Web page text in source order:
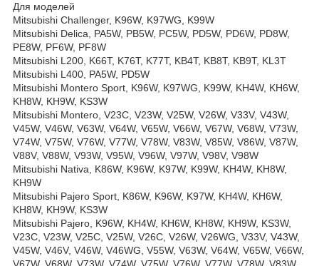
Для моделей
Mitsubishi Challenger, K96W, K97WG, K99W
Mitsubishi Delica, PA5W, PB5W, PC5W, PD5W, PD6W, PD8W,
PE8W, PF6W, PF8W
Mitsubishi L200, K66T, K76T, K77T, KB4T, KB8T, KB9T, KL3T
Mitsubishi L400, PA5W, PD5W
Mitsubishi Montero Sport, K96W, K97WG, K99W, KH4W, KH6W,
KH8W, KH9W, KS3W
Mitsubishi Montero, V23C, V23W, V25W, V26W, V33V, V43W,
V45W, V46W, V63W, V64W, V65W, V66W, V67W, V68W, V73W,
V74W, V75W, V76W, V77W, V78W, V83W, V85W, V86W, V87W,
V88V, V88W, V93W, V95W, V96W, V97W, V98V, V98W
Mitsubishi Nativa, K86W, K96W, K97W, K99W, KH4W, KH8W,
KH9W
Mitsubishi Pajero Sport, K86W, K96W, K97W, KH4W, KH6W,
KH8W, KH9W, KS3W
Mitsubishi Pajero, K96W, KH4W, KH6W, KH8W, KH9W, KS3W,
V23C, V23W, V25C, V25W, V26C, V26W, V26WG, V33V, V43W,
V45W, V46V, V46W, V46WG, V55W, V63W, V64W, V65W, V66W,